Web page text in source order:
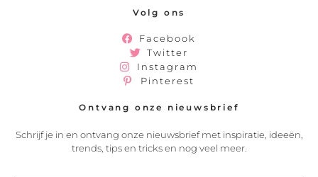
Volg ons
Facebook
Twitter
Instagram
Pinterest
Ontvang onze nieuwsbrief
Schrijf je in en ontvang onze nieuwsbrief met inspiratie, ideeën,
trends, tips en tricks en nog veel meer.